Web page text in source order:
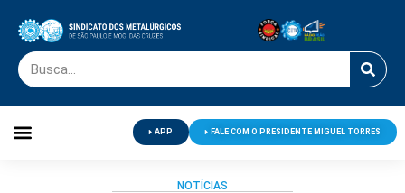
APP FALE COM O PRESIDENTE MIGUEL TORRES
NOTÍCIAS